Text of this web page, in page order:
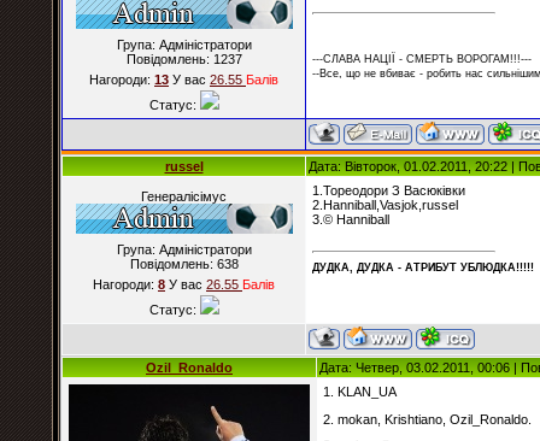
Група: Адміністратори
Повідомлень: 1237
Нагороди: 13 У вас 26.55 Балiв
Статус:
---СЛАВА НАЦІЇ - СМЕРТЬ ВОРОГАМ!!!---
--Все, що не вбиває - робить нас
russel Дата: Вівторок, 01.02.2011, 20:22 |
Генералісімус
Група: Адміністратори
Повідомлень: 638
Нагороди: 8 У вас 26.55 Балiв
Статус:
1.Тореодори З Васюківки
2.Hanniball,Vasjok,russel
3.© Hanniball
ДУДКА, ДУДКА - АТРИБУT УБЛЮДКА!!!!!
Ozil_Ronaldo Дата: Четвер, 03.02.2011, 00:06 |
1. KLAN_UA
2. mokan, Krishtiano, Ozil_Ronaldo.